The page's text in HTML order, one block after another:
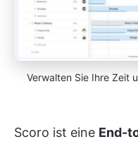
Verwalten Sie Ihre Zeit
Scoro ist eine End-